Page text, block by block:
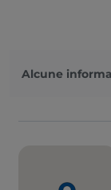
Alcune